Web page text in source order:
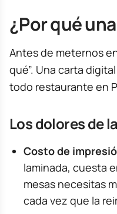
¿Por qué
Antes de meternos
qué”. Una carta
todo restaurante en
Los dolores de
Costo de
laminada, cuesta
mesas necesitas
cada vez que la